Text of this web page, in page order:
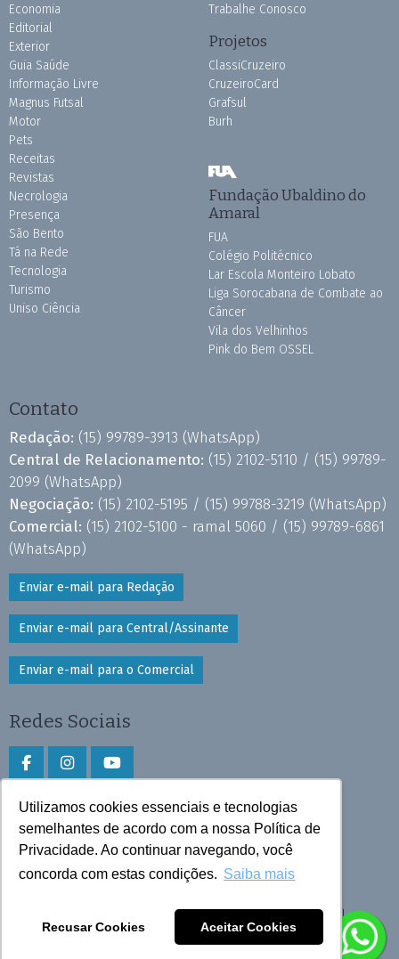
Utilizamos cookies essenciais e tecnologias
semelhantes de acordo com a nossa Política de
Privacidade. Ao continuar navegando, você
concorda com estas condições. Saiba mais
Recusar Cookies Aceitar Cookies
Economia
Editorial
Exterior
Guia Saúde
Informação Livre
Magnus Futsal
Motor
Pets
Receitas
Revistas
Necrologia
Presença
São Bento
Tá na Rede
Tecnologia
Turismo
Uniso Ciência
Trabalhe Conosco
Projetos
ClassiCruzeiro
CruzeiroCard
Grafsul
Burh
Fundação Ubaldino do
Amaral
FUA
Colégio Politécnico
Lar Escola Monteiro Lobato
Liga Sorocabana de Combate ao
Câncer
Vila dos Velhinhos
Pink do Bem OSSEL
Contato
Redação: (15) 99789-3913 (WhatsApp)
Central de Relacionamento: (15) 2102-5110 / (15) 99789-
2099 (WhatsApp)
Negociação: (15) 2102-5195 / (15) 99788-3219 (WhatsApp)
Comercial: (15) 2102-5100 - ramal 5060 / (15) 99789-6861
(WhatsApp)
Enviar e-mail para Redação
Enviar e-mail para Central/Assinante
Enviar e-mail para o Comercial
Redes Sociais
Faça download do aplicativo
Play Store e App Store
Todos os direitos reservados © 2026 Cruzeiro do Sul